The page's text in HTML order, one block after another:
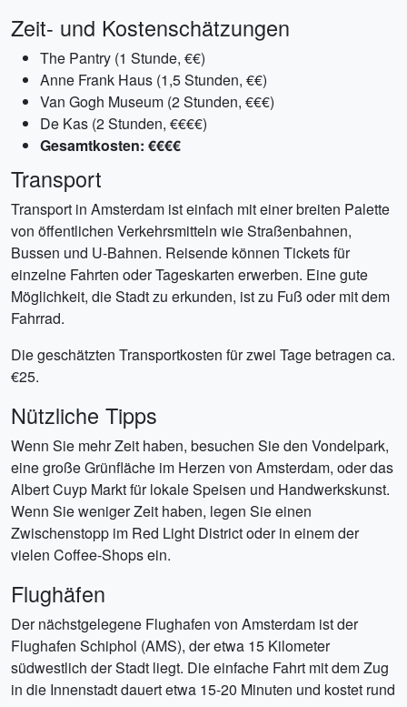
Zeit- und Kostenschätzungen
The Pantry (1 Stunde, €€)
Anne Frank Haus (1,5 Stunden, €€)
Van Gogh Museum (2 Stunden, €€€)
De Kas (2 Stunden, €€€€)
Gesamtkosten: €€€€
Transport
Transport in Amsterdam ist einfach mit einer breiten Palette
von öffentlichen Verkehrsmitteln wie Straßenbahnen,
Bussen und U-Bahnen. Reisende können Tickets für
einzelne Fahrten oder Tageskarten erwerben. Eine gute
Möglichkeit, die Stadt zu erkunden, ist zu Fuß oder mit dem
Fahrrad.
Die geschätzten Transportkosten für zwei Tage betragen ca.
€25.
Nützliche Tipps
Wenn Sie mehr Zeit haben, besuchen Sie den Vondelpark,
eine große Grünfläche im Herzen von Amsterdam, oder das
Albert Cuyp Markt für lokale Speisen und Handwerkskunst.
Wenn Sie weniger Zeit haben, legen Sie einen
Zwischenstopp im Red Light District oder in einem der
vielen Coffee-Shops ein.
Flughäfen
Der nächstgelegene Flughafen von Amsterdam ist der
Flughafen Schiphol (AMS), der etwa 15 Kilometer
südwestlich der Stadt liegt. Die einfache Fahrt mit dem Zug
in die Innenstadt dauert etwa 15-20 Minuten und kostet rund